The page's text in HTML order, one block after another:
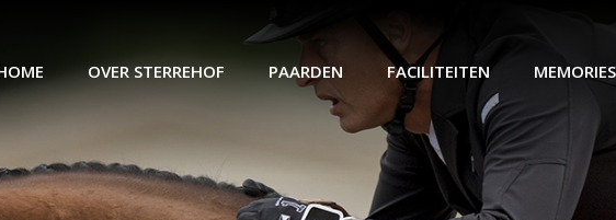
OVER STERREHOF PAARDEN FACILITEITEN MEMORIES